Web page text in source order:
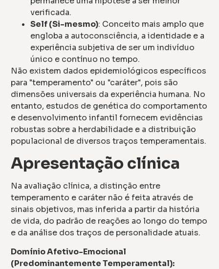
verificada.
Self (Si-mesmo): Conceito mais amplo que
engloba a autoconsciência, a identidade e a
experiência subjetiva de ser um indivíduo
único e contínuo no tempo.
Não existem dados epidemiológicos específicos
para "temperamento" ou "caráter", pois são
dimensões universais da experiência humana. No
entanto, estudos de genética do comportamento
e desenvolvimento infantil fornecem evidências
robustas sobre a herdabilidade e a distribuição
populacional de diversos traços temperamentais.
Apresentação clínica
Na avaliação clínica, a distinção entre
temperamento e caráter não é feita através de
sinais objetivos, mas inferida a partir da história
de vida, do padrão de reações ao longo do tempo
e da análise dos traços de personalidade atuais.
Domínio Afetivo-Emocional
(Predominantemente Temperamental):